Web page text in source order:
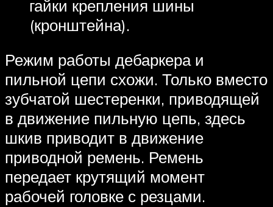
гайки крепления шины
(кронштейна).
Режим работы дебаркера и
пильной цепи схожи. Только вместо
зубчатой шестеренки, приводящей
в движение пильную цепь, здесь
шкив приводит в движение
приводной ремень. Ремень
передает крутящий момент
рабочей головке с резцами.